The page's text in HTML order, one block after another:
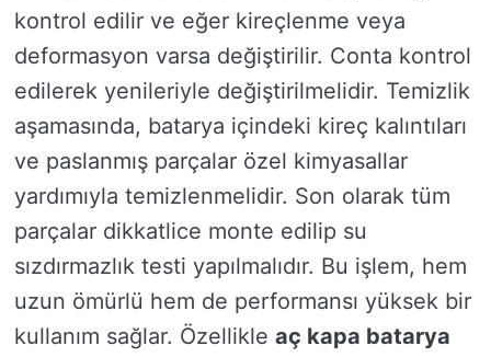
kontrol edilir ve eğer kireçlenme veya
deformasyon varsa değiştirilir. Conta kontrol
edilerek yenileriyle değiştirilmelidir. Temizlik
aşamasında, batarya içindeki kireç kalıntıları
ve paslanmış parçalar özel kimyasallar
yardımıyla temizlenmelidir. Son olarak tüm
parçalar dikkatlice monte edilip su
sızdırmazlık testi yapılmalıdır. Bu işlem, hem
uzun ömürlü hem de performansı yüksek bir
kullanım sağlar. Özellikle aç kapa batarya